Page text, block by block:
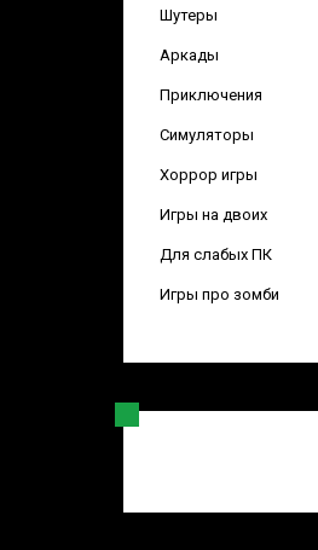
Шутеры
Аркады
Приключения
Симуляторы
Хоррор игры
Игры на двоих
Для слабых ПК
Игры про зомби